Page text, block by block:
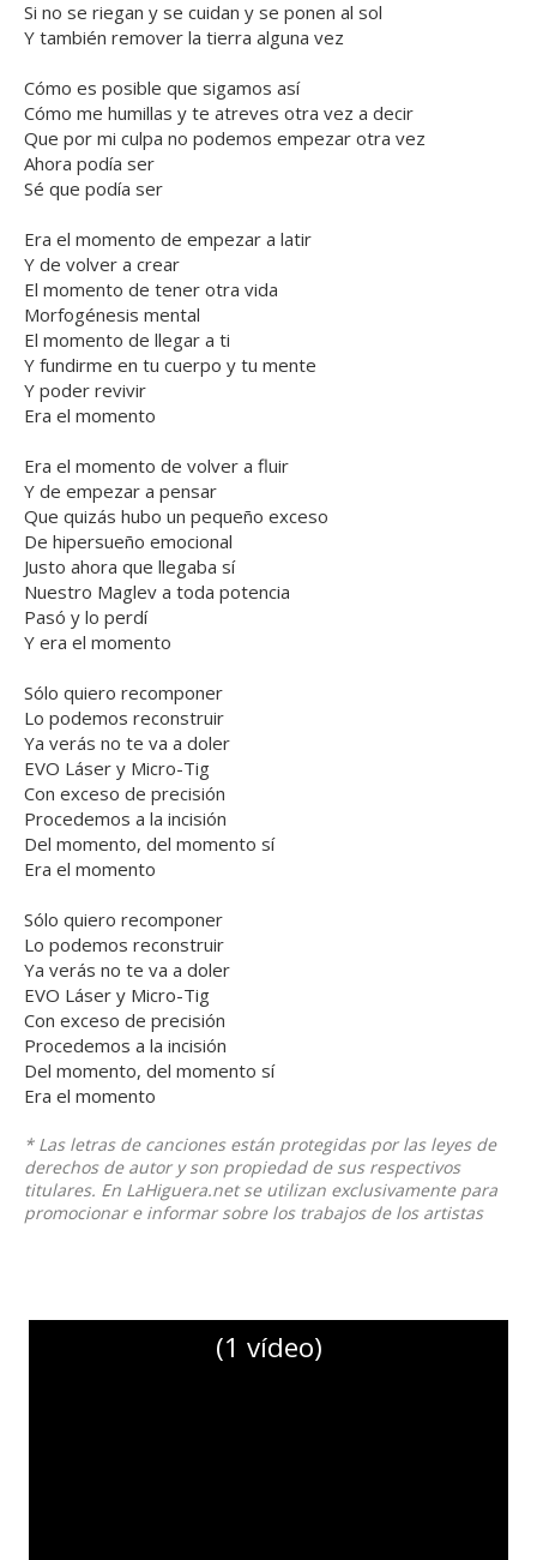
Si no se riegan y se cuidan y se ponen al sol
Y también remover la tierra alguna vez
Cómo es posible que sigamos así
Cómo me humillas y te atreves otra vez a decir
Que por mi culpa no podemos empezar otra vez
Ahora podía ser
Sé que podía ser
Era el momento de empezar a latir
Y de volver a crear
El momento de tener otra vida
Morfogénesis mental
El momento de llegar a ti
Y fundirme en tu cuerpo y tu mente
Y poder revivir
Era el momento
Era el momento de volver a fluir
Y de empezar a pensar
Que quizás hubo un pequeño exceso
De hipersueño emocional
Justo ahora que llegaba sí
Nuestro Maglev a toda potencia
Pasó y lo perdí
Y era el momento
Sólo quiero recomponer
Lo podemos reconstruir
Ya verás no te va a doler
EVO Láser y Micro-Tig
Con exceso de precisión
Procedemos a la incisión
Del momento, del momento sí
Era el momento
Sólo quiero recomponer
Lo podemos reconstruir
Ya verás no te va a doler
EVO Láser y Micro-Tig
Con exceso de precisión
Procedemos a la incisión
Del momento, del momento sí
Era el momento
* Las letras de canciones están protegidas por las leyes de
derechos de autor y son propiedad de sus respectivos
titulares. En LaHiguera.net se utilizan exclusivamente para
promocionar e informar sobre los trabajos de los artistas
(1 vídeo)